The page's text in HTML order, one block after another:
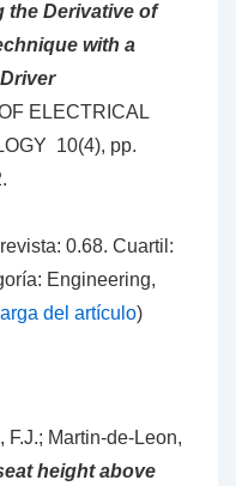
the Derivative of
with a
ELECTRICAL
10(4), pp.
.
0.68. Cuartil:
Engineering,
del artículo)
F.J.; Martin-de-Leon,
height above